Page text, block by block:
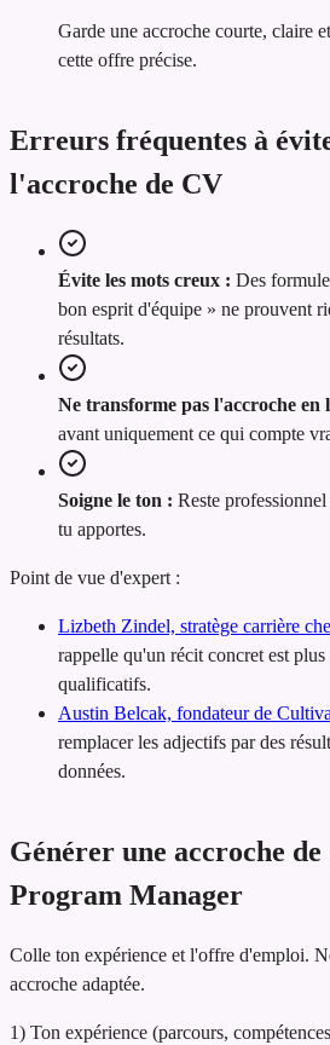
Garde une accroche courte, claire
cette offre précise.
Erreurs fréquentes à
l'accroche de CV
Évite les mots creux : Des
bon esprit d'équipe » ne prouvent
résultats.
Ne transforme pas l'accroche en
avant uniquement ce qui compte
Soigne le ton : Reste
tu apportes.
Point de vue d'expert :
Lizbeth Zindel, stratège carrière
rappelle qu'un récit concret est
qualificatifs.
Austin Belcak, fondateur de
remplacer les adjectifs par des
données.
Générer une accroche
Program Manager
Colle ton expérience et l'offre d'emploi.
accroche adaptée.
1) Ton expérience (parcours,